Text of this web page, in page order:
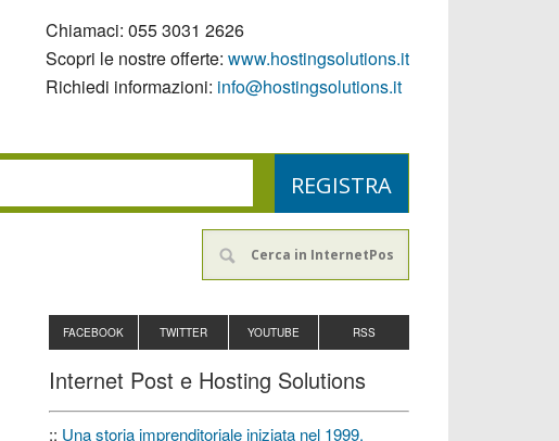
Chiamaci: 055 3031 2626
Scopri le nostre offerte: www.hostingsolutions.it
Richiedi informazioni: info@hostingsolutions.it
FACEBOOK TWITTER YOUTUBE RSS
Internet Post e Hosting Solutions
:: Una storia imprenditoriale iniziata nel 1999.